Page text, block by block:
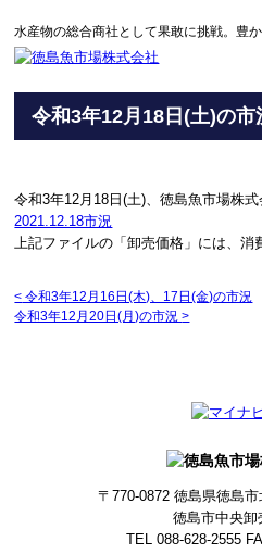
水産物の総合商社として果敢に挑戦。豊
令和3年12月18日(土)の市
令和3年12月18日(土)、徳島魚市場株
2021.12.18市況
上記ファイルの「卸売価格」には、消
< 令和3年12月16日(木)、17日(金)の市況
令和3年12月20日(月)の市況>
〒770-0872徳島県徳島
徳島市中央卸
TEL 088-628-2555